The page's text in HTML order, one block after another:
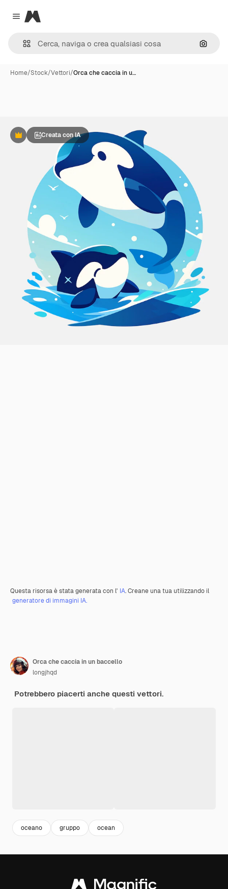
Close menu
Magnific
Cerca
Home/Stock/Vettori/Orca che caccia in u…
PremiumCreata con IA
Questa risorsa è stata generata con l' IA. Creane una tua utilizzando il
generatore di immagini IA.
Orca che caccia in un baccello
longjhqd
Potrebbero piacerti anche questi vettori.
oceano gruppo ocean